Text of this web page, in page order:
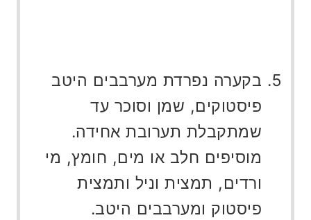
בקערה נפרדת מערבבים היטב
פיסטוקים, שמן וסוכר עד
שמתקבלת תערובת אחידה.
מוסיפים חלב או מים, חומץ, מי
ורדים, תמצית וניל ותמצית
פיסטוק ומערבבים היטב.